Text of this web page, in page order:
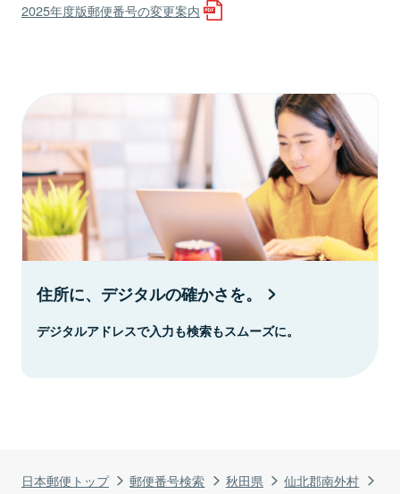
日本郵便トップ 郵便番号検索 秋田県
仙北郡南外村
2025年度版郵便番号の変更案内
住所に、デジタルの確かさを。
デジタルアドレスで入力も検索もスムーズに。